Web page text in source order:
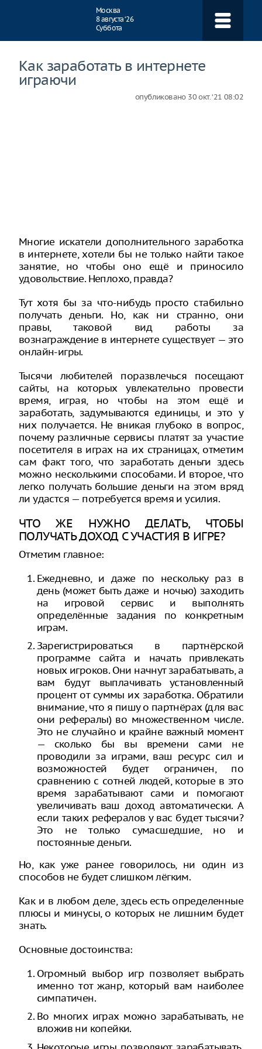
Москва
8 августа ‘26
Суббота
Как заработать в интернете
играючи
опубликовано 30 окт. ‘21 08:02
Многие искатели дополнительного заработка
в интернете, хотели бы не только найти такое
занятие, но чтобы оно ещё и приносило
удовольствие. Неплохо, правда?
Тут хотя бы за что-нибудь просто стабильно
получать деньги. Но, как ни странно, они
правы, таковой вид работы за
вознаграждение в интернете существует — это
онлайн-игры.
Тысячи любителей поразвлечься посещают
сайты, на которых увлекательно провести
время, играя, но чтобы на этом ещё и
заработать, задумываются единицы, и это у
них получается. Не вникая глубоко в вопрос,
почему различные сервисы платят за участие
посетителя в играх на их страницах, отметим
сам факт того, что заработать деньги здесь
можно несколькими способами. И второе, что
легко получать большие деньги на этом вряд
ли удастся — потребуется время и усилия.
ЧТО ЖЕ НУЖНО ДЕЛАТЬ, ЧТОБЫ
ПОЛУЧАТЬ ДОХОД С УЧАСТИЯ В ИГРЕ?
Отметим главное:
Ежедневно, и даже по нескольку раз в
день (может быть даже и ночью) заходить
на игровой сервис и выполнять
определённые задания по конкретным
играм.
Зарегистрироваться в партнёрской
программе сайта и начать привлекать
новых игроков. Они начнут зарабатывать, а
вам будут выплачивать установленный
процент от суммы их заработка. Обратили
внимание, что я пишу о партнёрах (для вас
они рефералы) во множественном числе.
Это не случайно и крайне важный момент
— сколько бы вы времени сами не
проводили за играми, ваш ресурс сил и
возможностей будет ограничен, по
сравнению с сотней людей, которые в это
время зарабатывают сами и помогают
увеличивать ваш доход автоматически. А
если таких рефералов у вас будет тысячи?
Это не только сумасшедшие, но и
постоянные деньги.
Но, как уже ранее говорилось, ни один из
способов не будет слишком лёгким.
Как и в любом деле, здесь есть определенные
плюсы и минусы, о которых не лишним будет
знать.
Основные достоинства:
Огромный выбор игр позволяет выбрать
именно тот жанр, который вам наиболее
симпатичен.
Во многих играх можно зарабатывать, не
вложив ни копейки.